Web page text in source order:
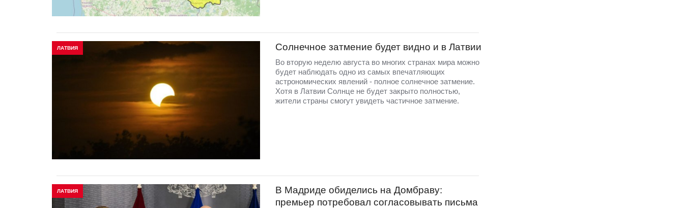
ЛАТВИЯ Солнечное затмение будет видно и в Латвии
Во вторую неделю августа во многих странах мира можно
будет наблюдать одно из самых впечатляющих
астрономических явлений - полное солнечное затмение.
Хотя в Латвии Солнце не будет закрыто полностью,
жители страны смогут увидеть частичное затмение.
ЛАТВИЯ
В Мадриде обиделись на Домбраву:
премьер потребовал согласовывать письма